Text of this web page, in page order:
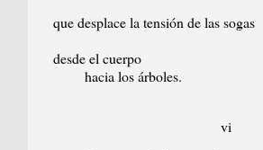
que desplace la tensión de las sogas
desde el cuerpo
hacia los árboles.
vi